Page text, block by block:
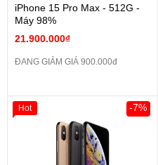
iPhone 15 Pro Max - 512G -
Máy 98%
21.900.000₫
ĐANG GIẢM GIÁ 900.000đ
-7%
Hot